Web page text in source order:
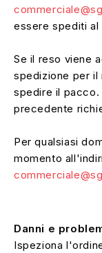
essere spediti al
Se il reso viene
spedizione per il
spedire il pacco.
precedente
Per qualsiasi
momento
Danni e
Ispeziona